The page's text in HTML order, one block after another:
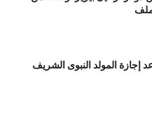
المولد النبوى الشريف